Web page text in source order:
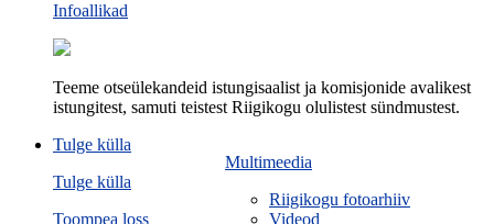
Infoallikad
Teeme otseülekandeid istungisaalist ja komisjonide avalikest
istungitest, samuti teistest Riigikogu olulistest sündmustest.
Multimeedia
Riigikogu fotoarhiiv
Videod
Tulge külla
Tulge külla
Toompea loss